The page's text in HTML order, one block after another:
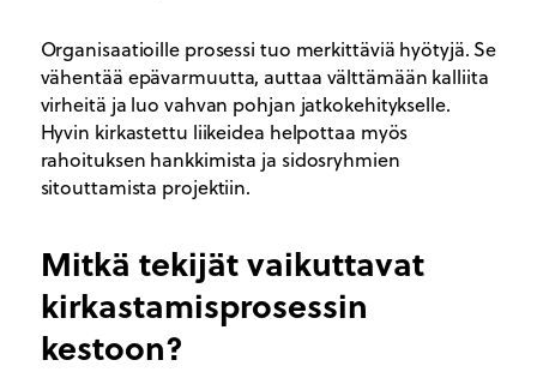
Organisaatioille prosessi tuo merkittäviä hyötyjä. Se
vähentää epävarmuutta, auttaa välttämään kalliita
virheitä ja luo vahvan pohjan jatkokehitykselle.
Hyvin kirkastettu liikeidea helpottaa myös
rahoituksen hankkimista ja sidosryhmien
sitouttamista projektiin.
Mitkä tekijät vaikuttavat
kirkastamisprosessin
kestoon?